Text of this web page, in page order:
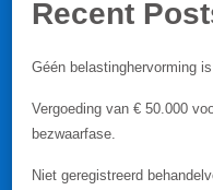
Recent
Géén belastinghervorming
Vergoeding van € 50.000
bezwaarfase.
Niet geregistreerd